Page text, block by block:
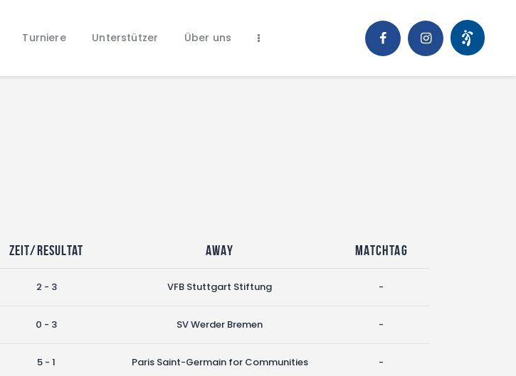
Turniere Unterstützer Über uns
Turnier
Zeit/Resultat Away Matchtag
2 - 3 VFB Stuttgart Stiftung -
0 - 3 SV Werder Bremen -
5 - 1 Paris Saint-Germain for Communities -